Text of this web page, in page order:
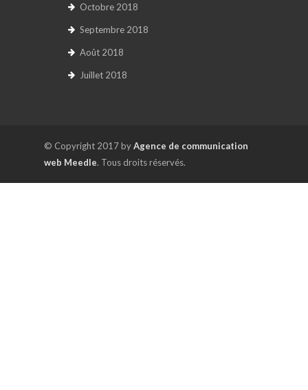
Octobre 2018
Septembre 2018
Août 2018
Juillet 2018
© Copyright 2017 byAgence de communication
web Meedle. Tous droits réservés.